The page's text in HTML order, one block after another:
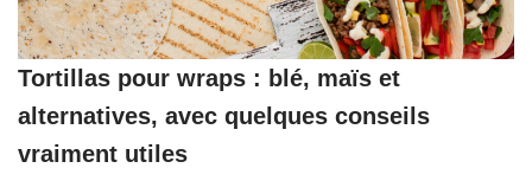
Tortillas pour wraps : blé, maïs et
alternatives, avec quelques conseils
vraiment utiles